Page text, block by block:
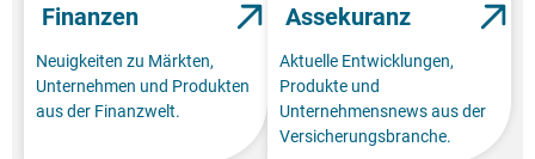
Finanzen
Neuigkeiten zu Märkten,
Unternehmen und Produkten
aus der Finanzwelt.
Assekuranz
Aktuelle Entwicklungen,
Produkte und
Unternehmensnews aus der
Versicherungsbranche.